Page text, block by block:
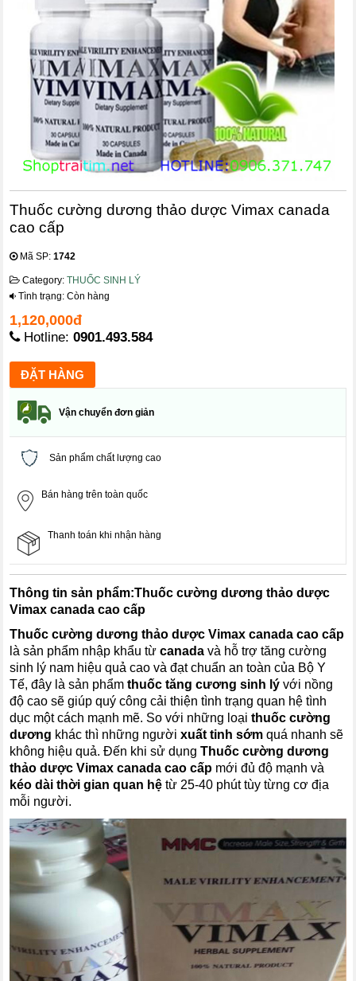
Thuốc cường dương thảo dược Vimax canada
cao cấp
Mã SP:1742
Category:THUỐC SINH LÝ
Tình trạng: Còn hàng
1,120,000đ
Hotline:0901.493.584
Vận chuyển đơn giản
Sản phẩm chất lượng cao
Bán hàng trên toàn quốc
Thanh toán khi nhận hàng
Thông tin sản phẩm:Thuốc cường dương thảo dược
Vimax canada cao cấp
Thuốc cường dương thảo dược Vimax canada cao cấp
là sản phẩm nhập khẩu từcanada và hỗ trợ tăng cường
sinh lý nam hiệu quả cao và đạt chuẩn an toàn của Bộ Y
Tế, đây là sản phẩmthuốc tăng cương sinh lý với nồng
độ cao sẽ giúp quý công cải thiện tình trạng quan hệ tình
dục một cách mạnh mẽ. So với những loại thuốc cường
dương khác thì những người xuất tinh sớm quá nhanh sẽ
không hiệu quả. Đến khi sử dụngThuốc cường dương
thảo dược Vimax canada cao cấp mới đủ độ mạnh và
kéo dài thời gian quan hệ từ 25-40 phút tùy từng cơ địa
mỗi người.